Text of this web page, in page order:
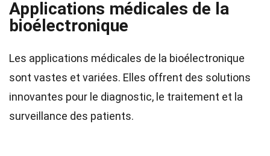
Applications médicales de la
bioélectronique
Les applications médicales de la bioélectronique
sont vastes et variées. Elles offrent des solutions
innovantes pour le diagnostic, le traitement et la
surveillance des patients.